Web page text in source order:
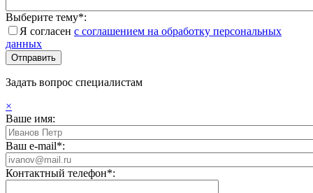
Выберите тему*:
Я согласен с соглашением на обработку персональных
данных
Задать вопрос специалистам
×
Ваше имя:
Ваш e-mail*:
Контактный телефон*: